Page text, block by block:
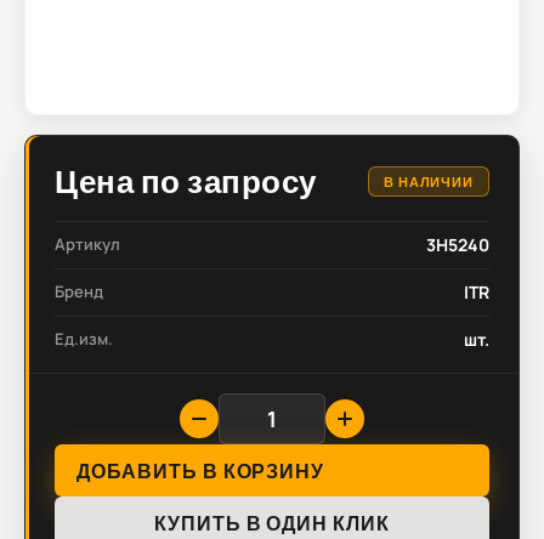
Цена по запросу В НАЛИЧИИ
Артикул 3H5240
Бренд ITR
Ед.изм. шт.
ДОБАВИТЬ В КОРЗИНУ
КУПИТЬ В ОДИН КЛИК